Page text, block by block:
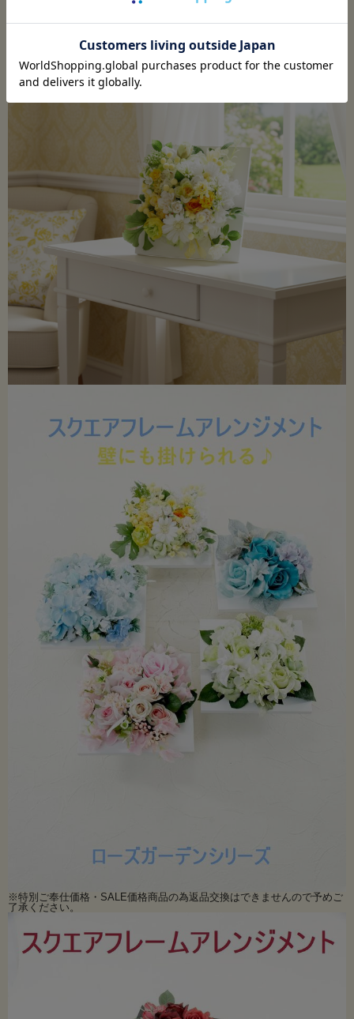
カラー：レイクオレンジ／完売
※特別ご奉仕価格・SALE価格商品の為返品交換はできませんので予めご
了承ください。